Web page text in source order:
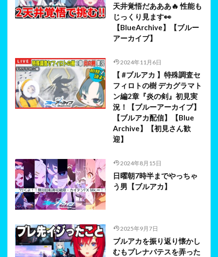
天井覚悟だあああ🔥 性能も
じっくり見ます👀
【BlueArchive】【ブルー
アーカイブ】
2024年11月6日
【 #ブルアカ 】特殊調査セ
フィロトの樹 デカグラマト
ン編2章『炎の剣』初見実
況！【ブルーアーカイブ】
【ブルアカ配信】【Blue
Archive】【初見さん歓
迎】
2024年8月15日
日曜朝7時半までやっちゃ
う男【ブルアカ】
2025年9月7日
ブルアカを振り返り懐かし
むもプレナパテスを弄った